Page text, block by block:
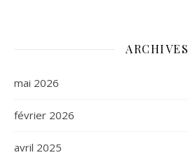
ARCHIVES
mai 2026
février 2026
avril 2025